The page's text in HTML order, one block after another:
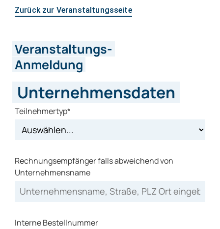
Zurück zur Veranstaltungsseite
Veranstaltungs-
Anmeldung
Unternehmensdaten
Teilnehmertyp*
Rechnungsempfänger falls abweichend von
Unternehmensname
Interne Bestellnummer